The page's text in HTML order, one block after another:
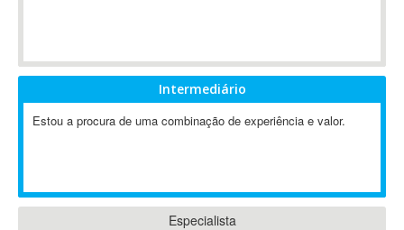
ABIS
Ableton
Ableton Live
Abstract Window Toolkit (AWT)
Intermediário
Estou a procura de uma combinação de experiência e valor.
Especialista